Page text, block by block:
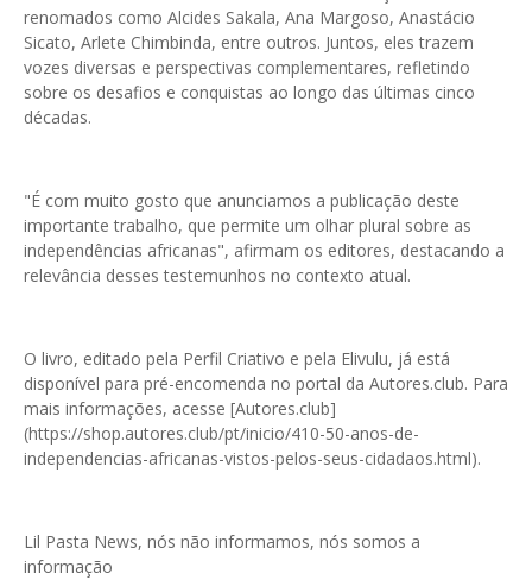
renomados como Alcides Sakala, Ana Margoso, Anastácio
Sicato, Arlete Chimbinda, entre outros. Juntos, eles trazem
vozes diversas e perspectivas complementares, refletindo
sobre os desafios e conquistas ao longo das últimas cinco
décadas.
"É com muito gosto que anunciamos a publicação deste
importante trabalho, que permite um olhar plural sobre as
independências africanas", afirmam os editores, destacando a
relevância desses testemunhos no contexto atual.
O livro, editado pela Perfil Criativo e pela Elivulu, já está
disponível para pré-encomenda no portal da Autores.club. Para
mais informações, acesse [Autores.club]
(https://shop.autores.club/pt/inicio/410-50-anos-de-
independencias-africanas-vistos-pelos-seus-cidadaos.html).
Lil Pasta News, nós não informamos, nós somos a
informação